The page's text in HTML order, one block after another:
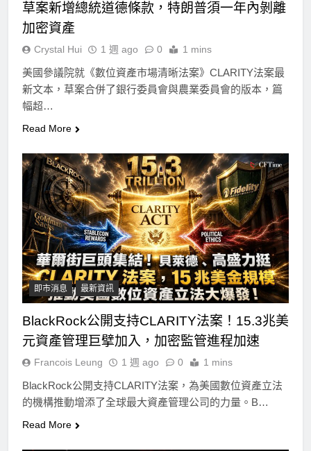
草案新增總統道德條款，特朗普須一年內剝離
加密資產
Crystal Hui 1 週 ago 0 1 mins
美國參議院就《數位資產市場清晰法案》CLARITY法案最
新文本，草案合併了銀行委員會與農業委員會的版本，篇
幅超…
Read More
即市消息 最新資訊
BlackRock公開支持CLARITY法案！15.3兆美
元資產管理巨擘加入，加密監管進程加速
Francois Leung 1 週 ago 0 1 mins
BlackRock公開支持CLARITY法案，為美國數位資產立法
的機構推動增添了全球最大資產管理公司的力量。B…
Read More